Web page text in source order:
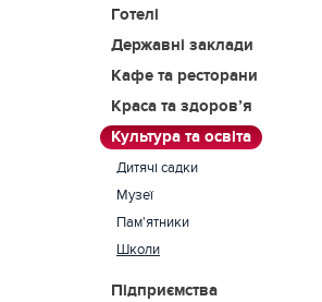
Готелі
Державні заклади
Кафе та ресторани
Краса та здоров’я
Культура та освіта
Дитячі садки
Музеї
Пам'ятники
Школи
Підприємства